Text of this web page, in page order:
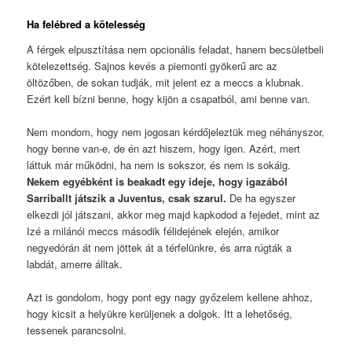
Ha felébred a kötelesség
A férgek elpusztítása nem opcionális feladat, hanem becsületbeli
kötelezettség. Sajnos kevés a piemonti gyökerű arc az
öltözőben, de sokan tudják, mit jelent ez a meccs a klubnak.
Ezért kell bízni benne, hogy kijön a csapatból, ami benne van.
Nem mondom, hogy nem jogosan kérdőjeleztük meg néhányszor,
hogy benne van-e, de én azt hiszem, hogy igen. Azért, mert
láttuk már működni, ha nem is sokszor, és nem is sokáig.
Nekem egyébként is beakadt egy ideje, hogy igazából
Sarriballt játszik a Juventus, csak szarul. De ha egyszer
elkezdi jól játszani, akkor meg majd kapkodod a fejedet, mint az
Izé a milánói meccs második félidejének elején, amikor
negyedórán át nem jöttek át a térfelünkre, és arra rúgták a
labdát, amerre álltak.
Azt is gondolom, hogy pont egy nagy győzelem kellene ahhoz,
hogy kicsit a helyükre kerüljenek a dolgok. Itt a lehetőség,
tessenek parancsolni.